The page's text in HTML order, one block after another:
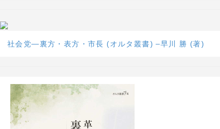
社会党―裏方・表方・市長 (オルタ叢書) –早川 勝 (著)